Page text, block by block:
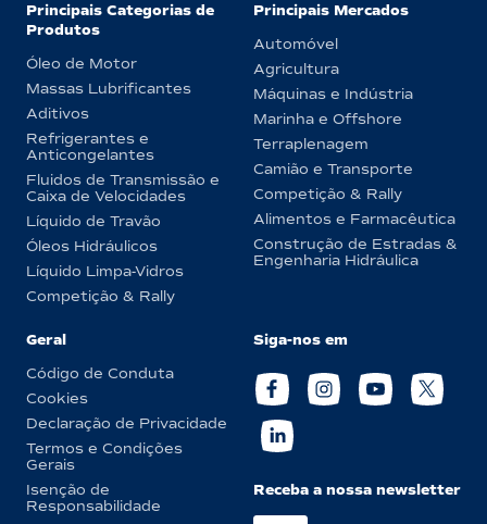
Principais Categorias de
Produtos
Óleo de Motor
Massas Lubrificantes
Aditivos
Refrigerantes e
Anticongelantes
Fluidos de Transmissão e
Caixa de Velocidades
Líquido de Travão
Óleos Hidráulicos
Líquido Limpa-Vidros
Competição & Rally
Principais Mercados
Automóvel
Agricultura
Máquinas e Indústria
Marinha e Offshore
Terraplenagem
Camião e Transporte
Competição & Rally
Alimentos e Farmacêutica
Construção de Estradas &
Engenharia Hidráulica
Geral
Código de Conduta
Cookies
Declaração de Privacidade
Termos e Condições
Gerais
Isenção de
Responsabilidade
Siga-nos em
Receba a nossa newsletter